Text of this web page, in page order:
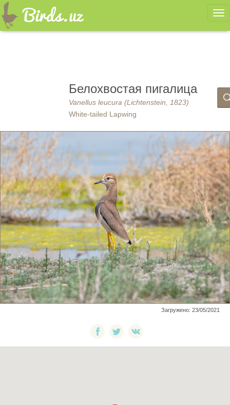
Белохвостая пигалица
Vanellus leucura (Lichtenstein, 1823)
White-tailed Lapwing
Загружено: 23/05/2021